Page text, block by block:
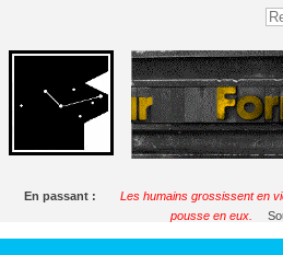
En passant :
Les humains grossissent en
pousse en eux.